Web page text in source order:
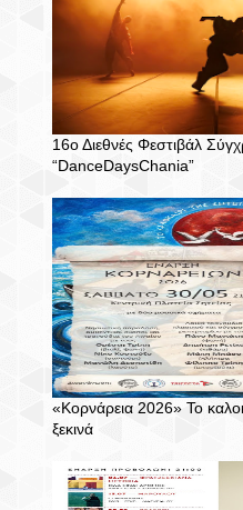
16ο Διεθνές Φεστιβάλ
“DanceDaysChania”
«Κορνάρεια 2026» Το
ξεκινά